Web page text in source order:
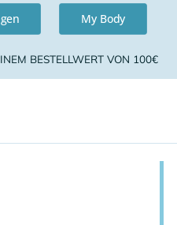
My Body
BESTELLWERT VON 100€